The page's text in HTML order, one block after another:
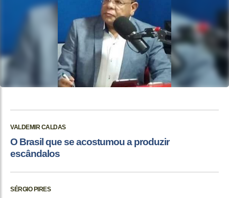
VALDEMIR CALDAS
O Brasil que se acostumou a produzir
escândalos
SÉRGIO PIRES